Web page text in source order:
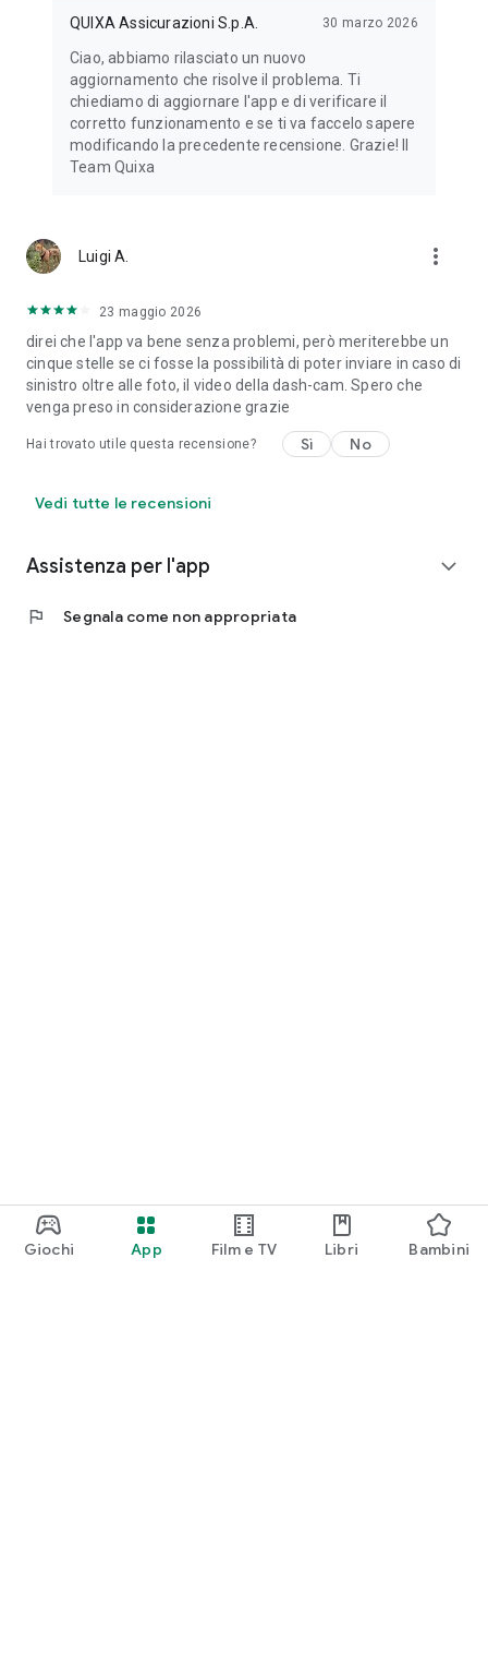
Giochi App Film e TV Libri Bambini
QUIXA Assicurazioni S.p.A. 30 marzo 2026
Ciao, abbiamo rilasciato un nuovo
aggiornamento che risolve il problema. Ti
chiediamo di aggiornare l'app e di verificare il
corretto funzionamento e se ti va faccelo sapere
modificando la precedente recensione. Grazie! Il
Team Quixa
Luigi A. more_vert
23 maggio 2026
direi che l'app va bene senza problemi, però meriterebbe un
cinque stelle se ci fosse la possibilità di poter inviare in caso di
sinistro oltre alle foto, il video della dash-cam. Spero che
venga preso in considerazione grazie
Hai trovato utile questa recensione? Sì No
Vedi tutte le recensioni
Assistenza per l'app expand_more
flag Segnala come non appropriata